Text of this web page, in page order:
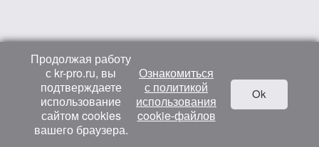
Продолжая работу
с kr-pro.ru, вы
подтверждаете
использование
сайтом cookies
вашего браузера.
Ознакомиться
с политикой
использования
cookie-файлов
Ok